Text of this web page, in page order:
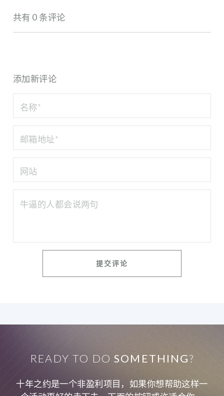
共有 0 条评论
添加新评论
READY TO DOSOMETHING?
十年之约是一个非盈利项目，如果你想帮助这样一